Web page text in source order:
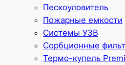
Пескоуловитель
Пожарные емкости
Системы УЗВ
Сорбционные
Термо-купель